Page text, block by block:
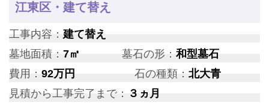
江東区・建て替え
工事内容： 建て替え
墓地面積： 7㎡ 墓石の形：和型墓石
費用： 92万円 石の種類： 北大青
見積から工事完了まで： ３ヵ月